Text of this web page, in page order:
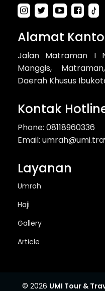
Alamat
Jalan Matraman I
Manggis,
Daerah Khusus
Kontak
Phone: 08118960336
Email:
Layanan
Umroh
Haji
Gallery
Article
© 2026 UMI Tour &